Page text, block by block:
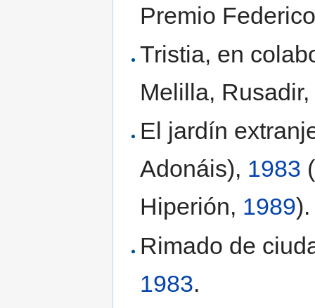
Premio
Tristia, en
Melilla,
El jardín
Adonáis), 1983
Hiperión, 1989).
Rimado de
1983.